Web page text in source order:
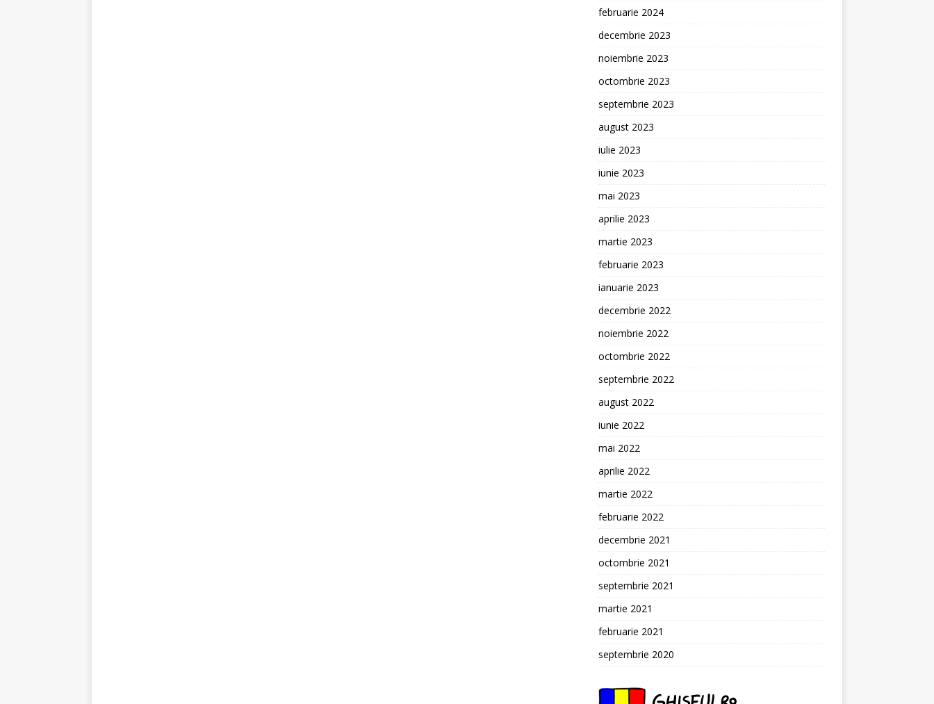
februarie 2024
decembrie 2023
noiembrie 2023
octombrie 2023
septembrie 2023
august 2023
iulie 2023
iunie 2023
mai 2023
aprilie 2023
martie 2023
februarie 2023
ianuarie 2023
decembrie 2022
noiembrie 2022
octombrie 2022
septembrie 2022
august 2022
iunie 2022
mai 2022
aprilie 2022
martie 2022
februarie 2022
decembrie 2021
octombrie 2021
septembrie 2021
martie 2021
februarie 2021
septembrie 2020